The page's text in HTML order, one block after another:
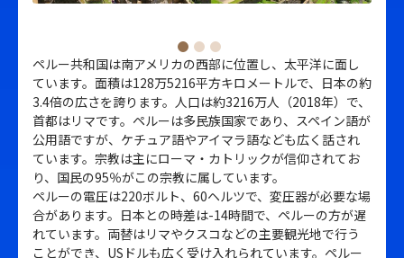
ペルー共和国は南アメリカの西部に位置し、太平洋に面し
ています。面積は128万5216平方キロメートルで、日本の約
3.4倍の広さを誇ります。人口は約3216万人（2018年）で、
首都はリマです。ペルーは多民族国家であり、スペイン語が
公用語ですが、ケチュア語やアイマラ語なども広く話され
ています。宗教は主にローマ・カトリックが信仰されてお
り、国民の95％がこの宗教に属しています。
ペルーの電圧は220ボルト、60ヘルツで、変圧器が必要な場
合があります。日本との時差は-14時間で、ペルーの方が遅
れています。両替はリマやクスコなどの主要観光地で行う
ことができ、USドルも広く受け入れられています。ペルー